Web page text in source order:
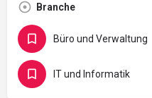
Branche
Büro und Verwaltung
IT und Informatik